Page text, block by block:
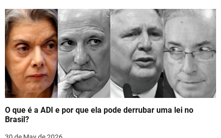
a
v
i
g
a
t
i
O que é a ADI e por que ela pode derrubar uma lei no
Brasil?